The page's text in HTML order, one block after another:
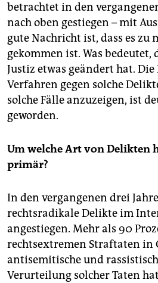
betrachtet in den
nach oben gestiegen – mit
gute Nachricht ist, dass es
gekommen ist. Was bedeutet,
Justiz etwas geändert hat.
Verfahren gegen solche
solche Fälle anzuzeigen, ist
geworden.
Um welche Art von Delikten
primär?
In den vergangenen drei
rechtsradikale Delikte im
angestiegen. Mehr als 90
rechtsextremen Straftaten in
antisemitische und
Verurteilung solcher Taten